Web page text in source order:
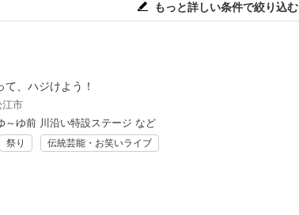
もっと詳しい条件で絞り込む
て、ハジけよう！
江市
～ゆ前 川沿い特設ステージ など
祭り 伝統芸能・お笑いライブ